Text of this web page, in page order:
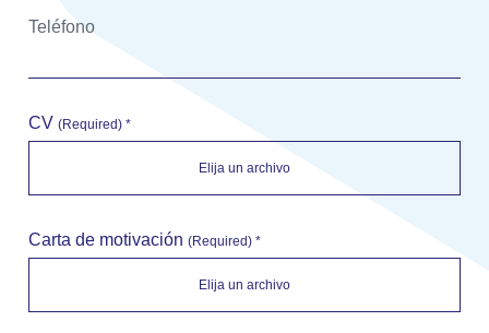
Teléfono
CV (Required) *
Carta de motivación (Required) *